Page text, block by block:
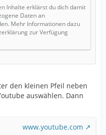
Inhalte erklärst du dich damit
Daten an
Mehr Informationen dazu
zur Verfügung
den kleinen Pfeil neben
auswählen. Dann
www.youtube.com